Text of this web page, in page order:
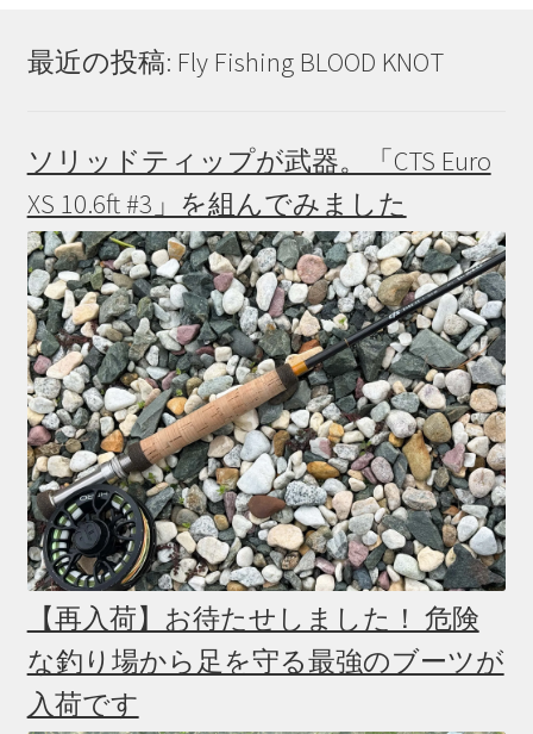
最近の投稿: Fly Fishing BLOOD KNOT
ソリッドティップが武器。「CTS Euro
XS 10.6ft #3」を組んでみました
【再入荷】お待たせしました！ 危険
な釣り場から足を守る最強のブーツが
入荷です